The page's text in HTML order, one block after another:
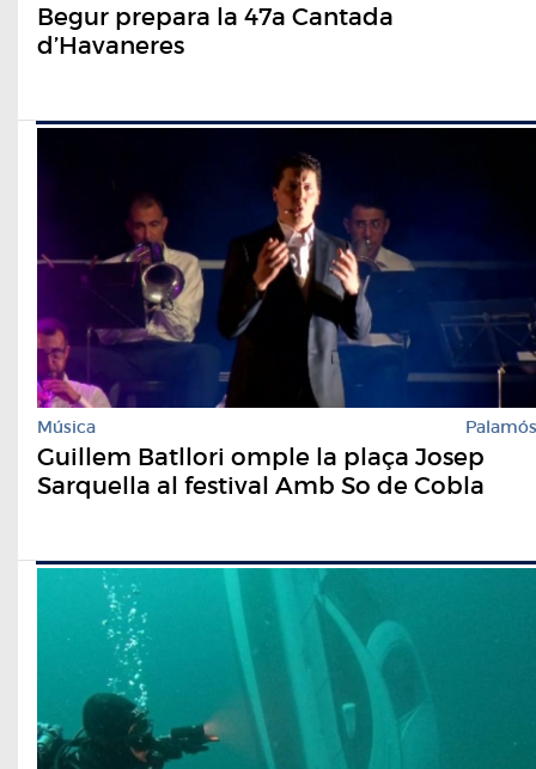
Begur prepara la 47a Cantada
d’Havaneres
Música Palamós
Guillem Batllori omple la plaça Josep
Sarquella al festival Amb So de Cobla